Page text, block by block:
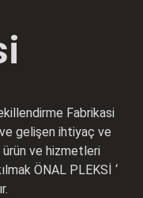
Fabrikasi
gelişen ihtiyaç ve
ve hizmetleri
ÖNAL PLEKSİ ‘